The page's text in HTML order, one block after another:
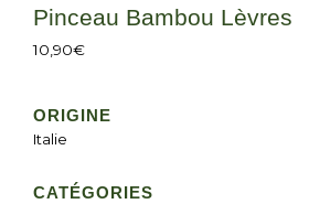
Pinceau Bambou Lèvres
10,90€
ORIGINE
Italie
CATÉGORIES